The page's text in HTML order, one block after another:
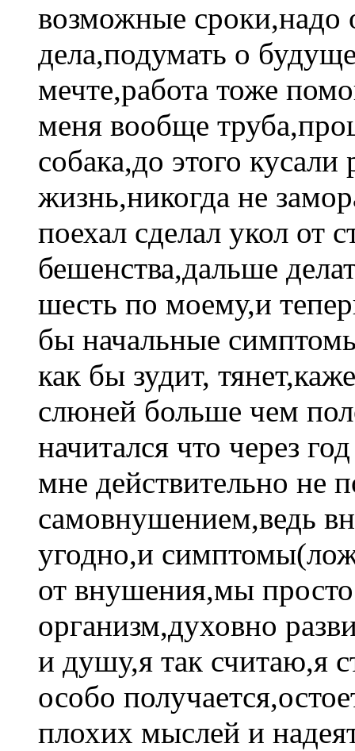
возможные сроки,надо
дела,подумать о
мечте,работа тоже
меня вообще
собака,до этого кусали
жизнь,никогда не
поехал сделал укол от
бешенства,дальше
шесть по моему,и
бы начальные
как бы зудит,
слюней больше чем
начитался что через
мне действительно не
самовнушением,ведь
угодно,и
от внушения,мы
организм,духовно
и душу,я так считаю,я
особо
плохих мыслей и